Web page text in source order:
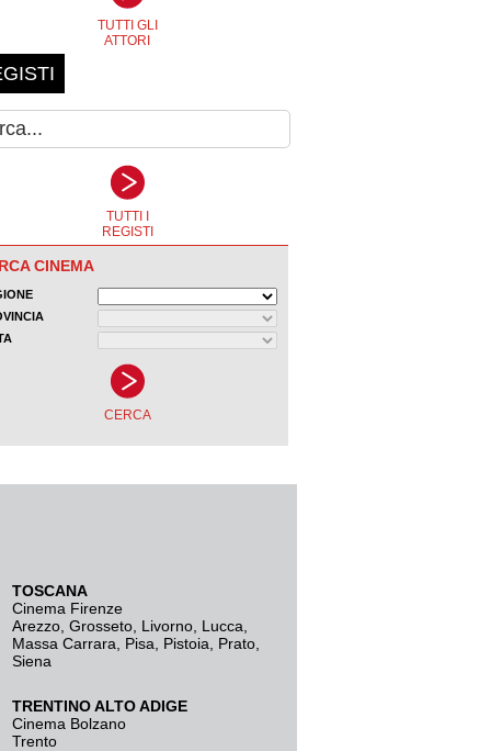
TOSCANA
Cinema Firenze
Arezzo Grosseto Livorno Lucca
Massa Carrara
Pisa Pistoia Prato
Siena
TRENTINO ALTO ADIGE
Cinema Bolzano
Trento